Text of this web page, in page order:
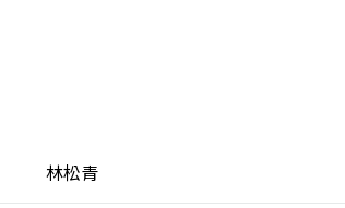
林松青